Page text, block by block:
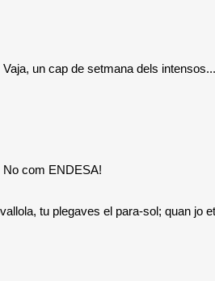
un cap de setmana dels
No com ENDESA!
tu plegaves el para-sol; quan jo